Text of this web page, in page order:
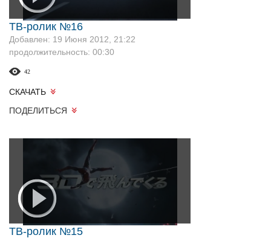
ТВ-ролик №16
Добавлен: 19 Июня 2012, 21:22
продолжительность: 00:30
42
СКАЧАТЬ
ПОДЕЛИТЬСЯ
ТВ-ролик №15